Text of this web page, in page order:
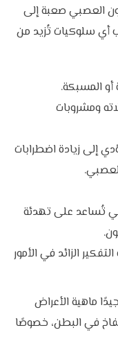
العصبي صعبة إلى
أي سلوكيات تُزيد من
أو المسبكة.
ومشروبات
إلى زيادة اضطرابات
تُساعد على تهدئة
الزائد في الأمور
ماهية الأعراض
في البطن، خصوصًا